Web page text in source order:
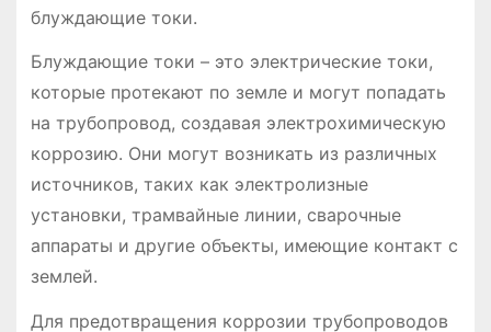
блуждающие токи.
Блуждающие токи – это электрические токи,
которые протекают по земле и могут попадать
на трубопровод, создавая электрохимическую
коррозию. Они могут возникать из различных
источников, таких как электролизные
установки, трамвайные линии, сварочные
аппараты и другие объекты, имеющие контакт с
землей.
Для предотвращения коррозии трубопроводов